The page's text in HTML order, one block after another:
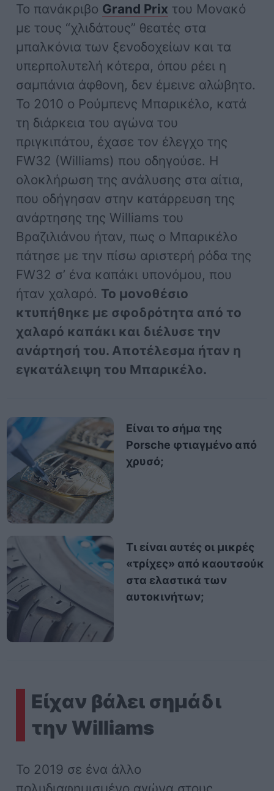
Το πανάκριβο Grand Prix του Μονακό
με τους “χλιδάτους” θεατές στα
μπαλκόνια των ξενοδοχείων και τα
υπερπολυτελή κότερα, όπου ρέει η
σαμπάνια άφθονη, δεν έμεινε αλώβητο.
Το 2010 ο Ρούμπενς Μπαρικέλο, κατά
τη διάρκεια του αγώνα του
πριγκιπάτου, έχασε τον έλεγχο της
FW32 (Williams) που οδηγούσε. Η
ολοκλήρωση της ανάλυσης στα αίτια,
που οδήγησαν στην κατάρρευση της
ανάρτησης της Williams του
Βραζιλιάνου ήταν, πως ο Μπαρικέλο
πάτησε με την πίσω αριστερή ρόδα της
FW32 σ’ ένα καπάκι υπονόμου, που
ήταν χαλαρό. Το μονοθέσιο
κτυπήθηκε με σφοδρότητα από το
χαλαρό καπάκι και διέλυσε την
ανάρτησή του. Αποτέλεσμα ήταν η
εγκατάλειψη του Μπαρικέλο.
Είναι το σήμα της
Porsche φτιαγμένο από
χρυσό;
Τι είναι αυτές οι μικρές
«τρίχες» από καουτσούκ
στα ελαστικά των
αυτοκινήτων;
Είχαν βάλει σημάδι
την Williams
To 2019 σε ένα άλλο